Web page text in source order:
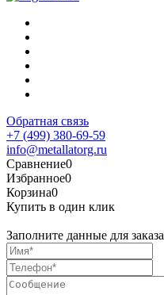
Обратная связь
+7 (499) 380-69-59
info@metallatorg.ru
Сравнение0
Избранное0
Корзина0
Купить в один клик
Заполните данные для заказа